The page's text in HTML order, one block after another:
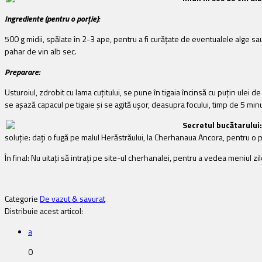
Ingrediente (pentru o porție):
500 g midii, spălate în 2-3 ape, pentru a fi curățate de eventualele alge
pahar de vin alb sec.
Preparare:
Usturoiul, zdrobit cu lama cuțitului, se pune în tigaia încinsă cu puțin ulei
se așază capacul pe tigaie și se agită ușor, deasupra focului, timp de 5
Secretul bucătarului:
soluție: dați o fugă pe malul Herăstrăului, la Cherhanaua Ancora, pentru
În final: Nu uitați să intrați pe site-ul cherhanalei, pentru a vedea meniul
CategorieDe vazut & savurat
Distribuie acest articol:
a
0